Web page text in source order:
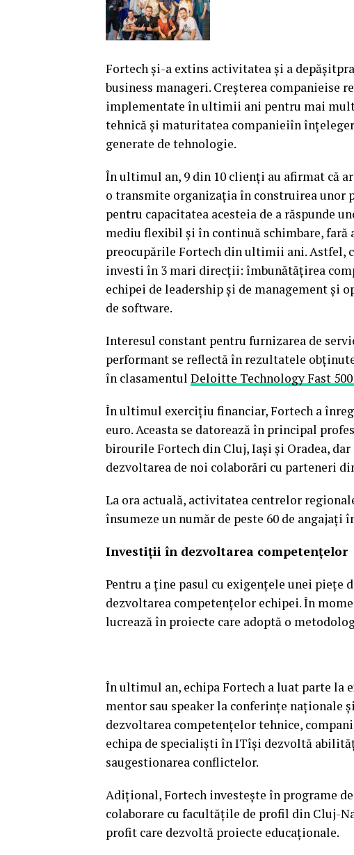
Fortech şi-a extins activitatea şi a
business manageri. Creşterea companieise
implementate în ultimii ani pentru mai mult
tehnică şi maturitatea companieiîn
generate de tehnologie.
În ultimul an, 9 din 10 clienţi au afirmat că
o transmite organizaţia în construirea unor
pentru capacitatea acesteia de a răspunde
mediu flexibil şi în continuă schimbare,
preocupările Fortech din ultimii ani. Astfel,
investi în 3 mari direcţii: îmbunătăţirea
echipei de leadership şi de management şi
de software.
Interesul constant pentru furnizarea de
performant se reflectă în rezultatele
în clasamentul Deloitte Technology Fast 500
În ultimul exerciţiu financiar, Fortech a
euro. Aceasta se datorează în principal
birourile Fortech din Cluj, Iaşi şi Oradea,
dezvoltarea de noi colaborări cu parteneri
La ora actuală, activitatea centrelor
însumeze un număr de peste 60 de angajaţi
Investiţii în dezvoltarea competenţelor
Pentru a ţine pasul cu exigenţele unei pieţe
dezvoltarea competenţelor echipei. În
lucrează în proiecte care adoptă o
În ultimul an, echipa Fortech a luat parte
mentor sau speaker la conferinţe naţionale
dezvoltarea competenţelor tehnice,
echipa de specialişti în ITîşi dezvoltă
saugestionarea conflictelor.
Adiţional, Fortech investeşte în programe
colaborare cu facultăţile de profil din Cluj-
profit care dezvoltă proiecte educaţionale.